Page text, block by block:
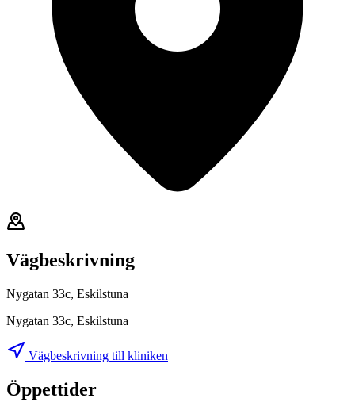
Vägbeskrivning
Nygatan 33c, Eskilstuna
Nygatan 33c, Eskilstuna
Vägbeskrivning till kliniken
Öppettider